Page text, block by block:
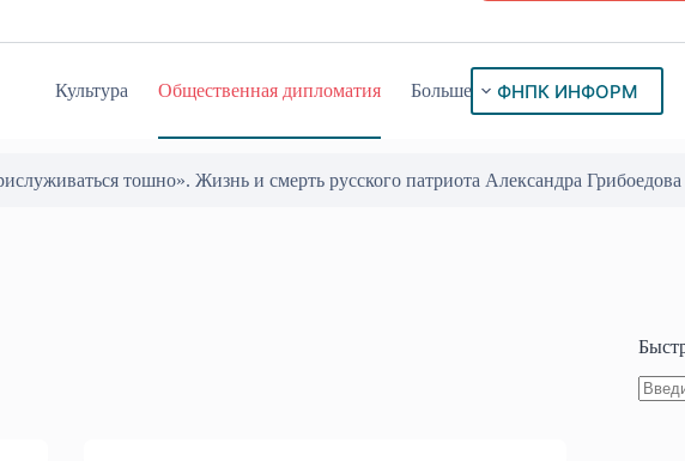
Культура Общественная дипломатия Больше ФНПК ИНФОРМ
тошно». Жизнь и смерть русского патриота Александра Грибоедова